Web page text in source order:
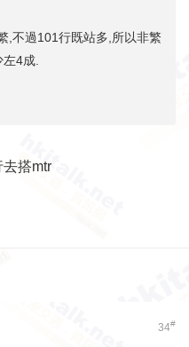
,不過101行既站多,所以非繁
4成.
搭mtr
34#